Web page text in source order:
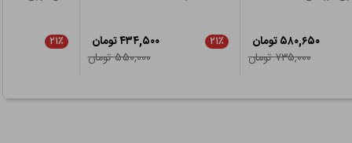
۵۸۰,۶۵۰ تومان
۷۳۵,۰۰۰ تومان
۲۱٪
۴۳۴,۵۰۰ تومان
۵۵۰,۰۰۰ تومان
۲۱٪